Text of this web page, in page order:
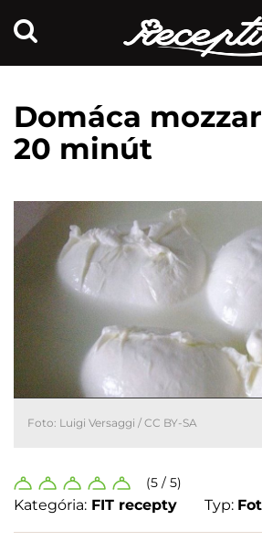
Domáca
20 minút
Foto: Luigi Versaggi / CC BY-SA
(5 / 5)
Kategória: FIT recepty Typ: